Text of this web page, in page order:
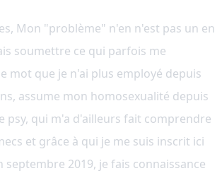
Mon "problème" n'en n'est pas un en
soumettre ce qui parfois me
mot que je n'ai plus employé depuis
assume mon homosexualité depuis
psy, qui m'a d'ailleurs fait comprendre
et grâce à qui je me suis inscrit ici
septembre 2019, je fais connaissance